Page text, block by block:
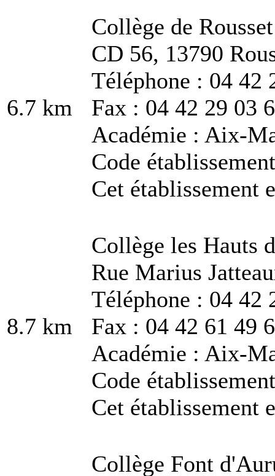
6.7 km
Collège de Rousset
CD 56, 13790
Téléphone : 04 42
Fax : 04 42 29 03
Académie : Aix-
Code
Cet établissement
8.7 km
Collège les Hauts
Rue Marius
Téléphone : 04 42
Fax : 04 42 61 49
Académie : Aix-
Code
Cet établissement
Collège Font